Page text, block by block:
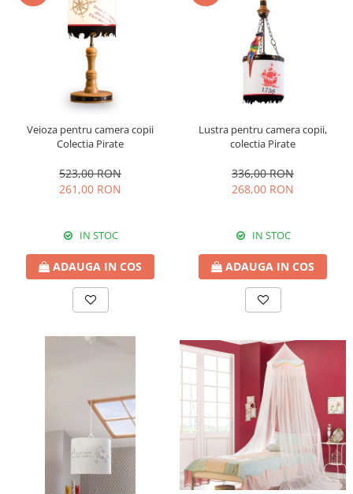
Veioza pentru camera copii
Colectia Pirate
523,00 RON
261,00 RON
IN STOC
ADAUGA IN COS
Lustra pentru camera copii,
colectia Pirate
336,00 RON
268,00 RON
IN STOC
ADAUGA IN COS